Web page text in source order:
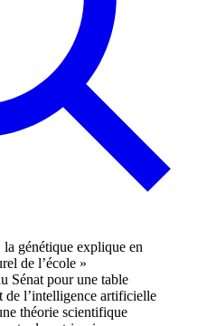
Sénat pour une table
de l’intelligence artificielle
théorie scientifique